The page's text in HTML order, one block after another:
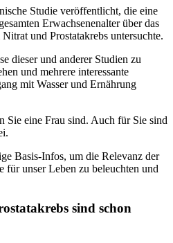
Studie veröffentlicht, die eine
Erwachsenenalter über das
und Prostatakrebs untersuchte.
dieser und anderer Studien zu
und mehrere interessante
mit Wasser und Ernährung
Sie eine Frau sind. Auch für Sie sind
Basis-Infos, um die Relevanz der
für unser Leben zu beleuchten und
sind schon